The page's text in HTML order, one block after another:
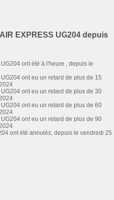
EXPRESS UG204 depuis
ont été à l'heure , depuis le
ont eu un retard de plus de 15
ont eu un retard de plus de 30
ont eu un retard de plus de 60
ont eu un retard de plus de 90
ont été annulés, depuis le vendredi 25